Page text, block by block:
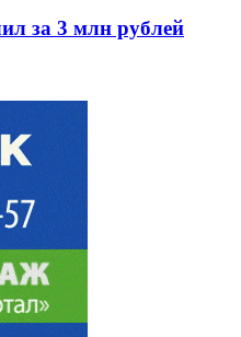
за 3 млн рублей